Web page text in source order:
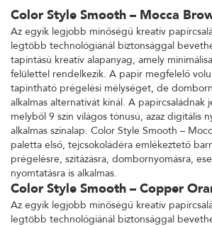
Color Style Smooth – Mocca
Az egyik legjobb minőségű kreatív
legtöbb technológiánál biztonsággal
tapintású kreatív alapanyag, amely
felülettel rendelkezik. A papír megfelelő
tapintható prégelési mélységet, de
alkalmas alternatívát kínál. A papírcsaládnak
melyből 9 szín világos tónusú, azaz digitális
alkalmas színalap. Color Style Smooth –
paletta első, tejcsokoládéra emlékeztető
prégelésre, szitázásra, dombornyomásra,
nyomtatásra is alkalmas.
Color Style Smooth – Copper
Az egyik legjobb minőségű kreatív
legtöbb technológiánál biztonsággal